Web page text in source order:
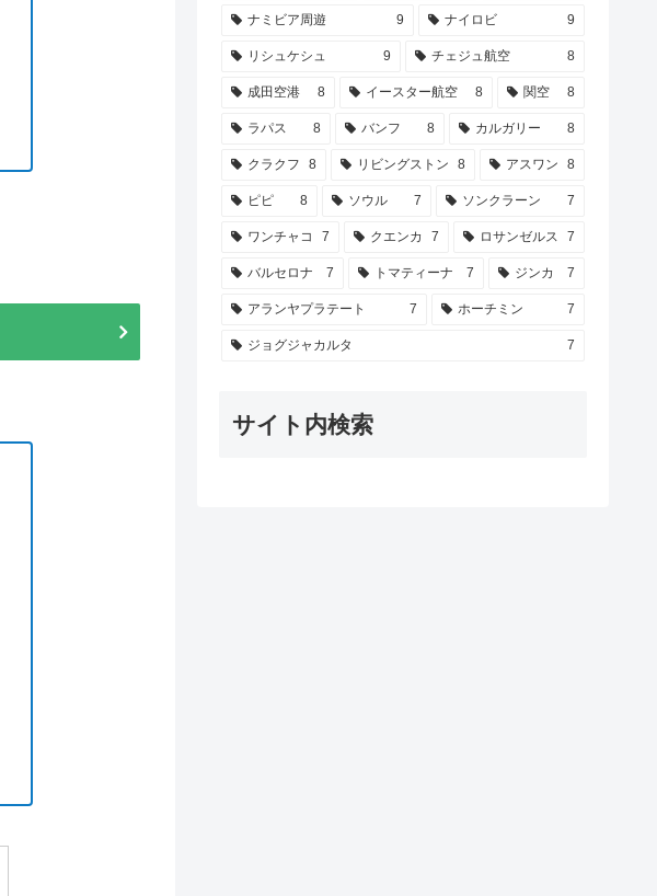
ナミビア周遊 9 ナイロビ 9
リシュケシュ 9 チェジュ航空 8
成田空港 8 イースター航空 8 関空 8
ラパス 8 バンフ 8 カルガリー 8
クラクフ 8 リビングストン 8 アスワン 8
ピピ 8 ソウル 7 ソンクラーン 7
ワンチャコ 7 クエンカ 7 ロサンゼルス 7
バルセロナ 7 トマティーナ 7 ジンカ 7
アランヤプラテート 7 ホーチミン 7
ジョグジャカルタ 7
サイト内検索